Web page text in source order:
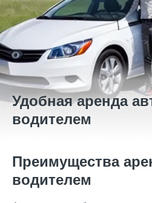
Удобная аренда
водителем
Преимущества
водителем